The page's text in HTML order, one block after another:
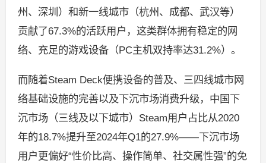
州、深圳）和新一线城市（杭州、成都、武汉等）
贡献了67.3%的活跃用户，这类群体拥有稳定的网
络、充足的游戏设备（PC主机双持率达31.2%）。
而随着Steam Deck便携设备的普及、三四线城市网
络基础设施的完善以及下沉市场消费升级，中国下
沉市场（三线及以下城市）Steam用户占比从2020
年的18.7%提升至2024年Q1的27.9%——下沉市场
用户更偏好“性价比高、操作简单、社交属性强”的免